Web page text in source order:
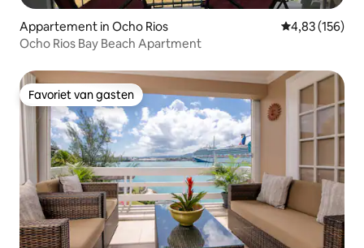
Appartement in Ocho Rios Gemiddelde
4,83 (156)
Ocho Rios Bay Beach Apartment
Favoriet van gasten
Favoriet van gasten